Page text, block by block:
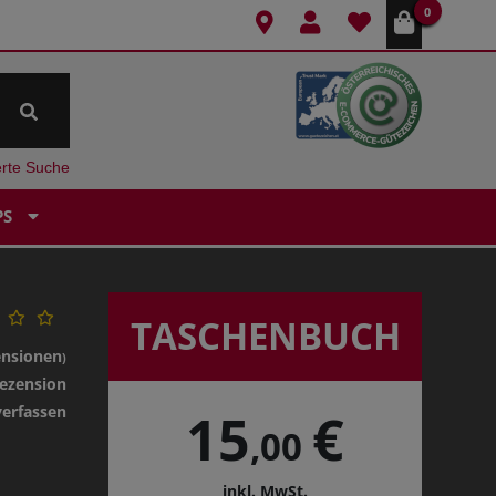
0
Suche
) TASCHENBUCH
15,00 €
inkl. MwSt.